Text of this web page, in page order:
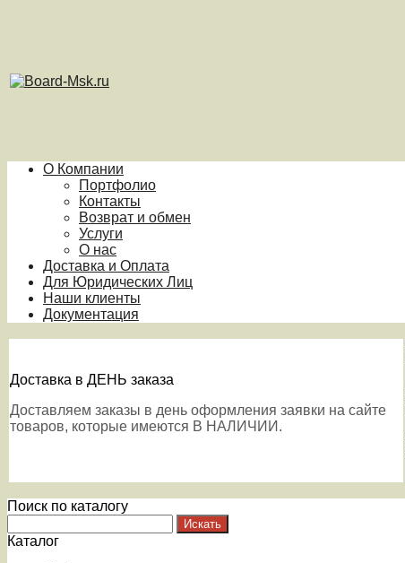
О Компании
Портфолио
Контакты
Возврат и обмен
Услуги
О нас
Доставка и Оплата
Для Юридических Лиц
Наши клиенты
Документация
Доставка в ДЕНЬ заказа
Доставляем заказы в день оформления заявки на сайте
товаров, которые имеются В НАЛИЧИИ.
Поиск по каталогу
Каталог